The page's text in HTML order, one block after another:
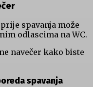
spavanja može
odlascima na WC.
navečer kako biste
spavanja